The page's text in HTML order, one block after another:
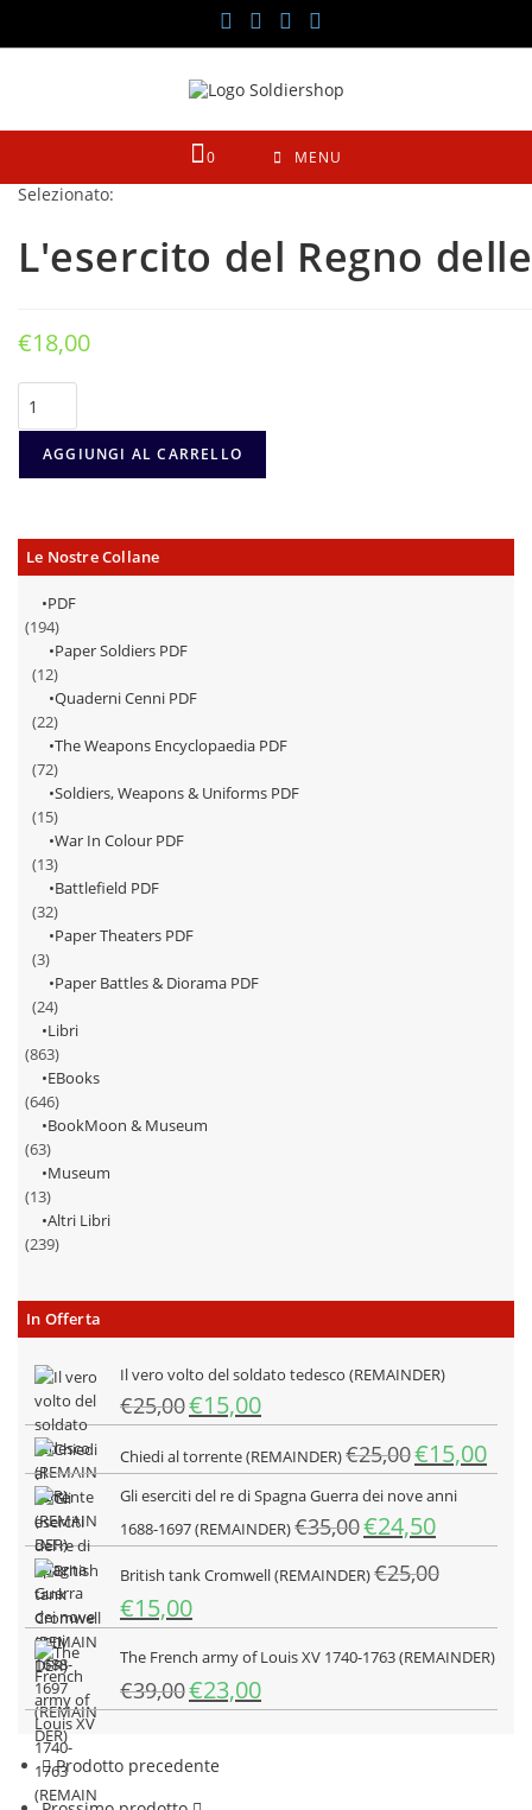
contenuto
0 MENU
Selezionato:
L'esercito del Regno
€18,00
L'esercito
del
Regno
delle
due
1861
(PDF)
AGGIUNGI AL CARRELLO
Le Nostre Collane
PDF
(194)
Paper Soldiers PDF
(12)
Quaderni Cenni PDF
(22)
The Weapons Encyclopaedia PDF
(72)
Soldiers, Weapons & Uniforms PDF
(15)
War In Colour PDF
(13)
Battlefield PDF
(32)
Paper Theaters PDF
(3)
Paper Battles & Diorama PDF
(24)
Libri
(863)
EBooks
(646)
BookMoon & Museum
(63)
Museum
(13)
Altri Libri
(239)
In Offerta
Il vero volto del soldato tedesco (REMAINDER)
€25,00Il
prezzo
originale
era:
€25,00.
€15,00Il
prezzo
attuale
è:
€15,00.
Chiedi al torrente (REMAINDER)€25,00Il
prezzo
originale
era:
€25,00.
€15,00Il
Gli eserciti del re di Spagna Guerra dei nove anni
1688-1697 (REMAINDER)€35,00Il
prezzo
originale
€35,00.
€24,50Il
prezzo
attuale
€24,50.
British tank Cromwell (REMAINDER)€25,00
Il
prezzo
originale
era:
€25,00.
€15,00Il
prezzo
attuale
è:
€15,00.
The French army of Louis XV 1740-1763 (REMAINDER)
€39,00Il
prezzo
era:
€23,00Il
prezzo
Prodotto precedente